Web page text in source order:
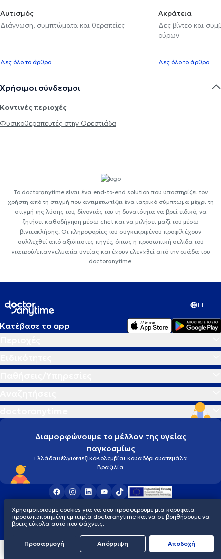
Αυτισμός
Διάγνωση, συμπτώματα και θεραπείες
Δες όλο το άρθρο
Ακράτεια
Δες βίντεο και
ούρων
Δες όλο το άρθρο
Χρήσιμοι σύνδεσμοι
Κοντινές περιοχές
Φυσικοθεραπευτές στην Ορεστιάδα
Το doctoranytime είναι ένα end-to-end solution που υποστηρίζει τον
χρήστη από τη στιγμή που αντιμετωπίζει ένα ιατρικό σύμπτωμα μέχρι τη
στιγμή της λύσης του, δίνοντάς του τη δυνατότητα να βρεί ειδικό, να
ζητήσει καθοδήγηση μέσω chat και να μιλήσει μαζί του μέσω
βιντεοκλήσης. Οι πληροφορίες του συγκεκριμένου προφίλ έχουν
συλλεχθεί από αξιόπιστες πηγές, όπως η προσωπική σελίδα του
γιατρού/επαγγελματία υγείας και έχουν ελεγχθεί από την ομάδα του
doctoranytime.
EL
Κατέβασε το app
Διαμορφώνουμε το μέλλον της υγείας
παγκοσμίως
ΕλλάδαΒέλγιοΜεξικόΚολομβίαΕκουαδόρΓουατεμάλα
Βραζιλία
Οροι χρήσηςCookiesΠολιτική προστασίας προσωπικού απορρήτου
© 2026 doctoranytime
Χρησιμοποιούμε cookies για να σου προσφέρουμε μια κορυφαία
προσωποποιημένη εμπειρία doctoranytime και να σε βοηθήσουμε να
βρεις εύκολα αυτό που ψάχνεις.
Προσαρμογή Απόρριψη Aποδοχή